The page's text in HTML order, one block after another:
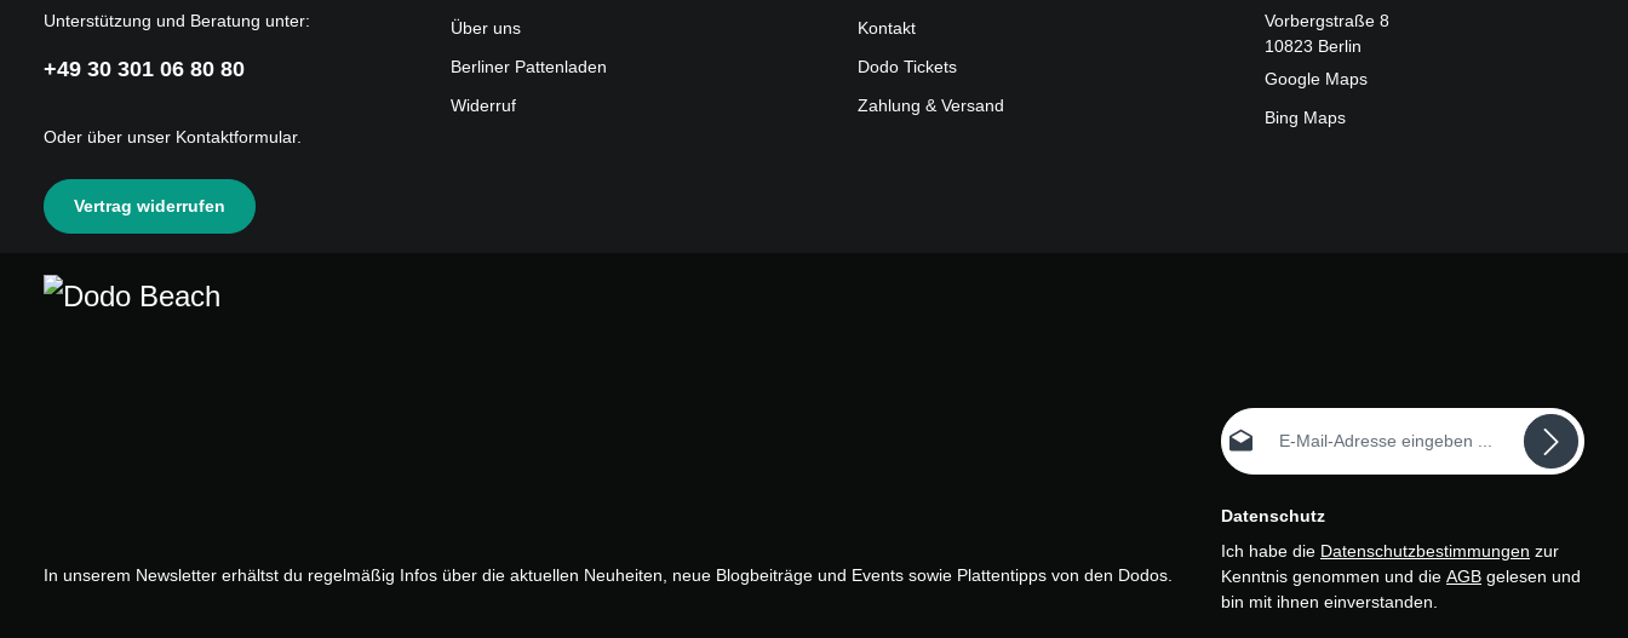
Unterstützung und Beratung unter:
+49 30 301 06 80 80
Oder über unser Kontaktformular.
Vertrag widerrufen
Über uns
Berliner Pattenladen
Widerruf
Kontakt
Dodo Tickets
Zahlung & Versand
Vorbergstraße 8
10823 Berlin
Google Maps
Bing Maps
In unserem Newsletter erhältst du regelmäßig Infos über die aktuellen Neuheiten, neue Blogbeiträge und Events sowie Plattentipps von den Dodos.
E-Mail-Adresse*
Datenschutz
Ich habe die Datenschutzbestimmungen zur
Kenntnis genommen und die AGB gelesen und
bin mit ihnen einverstanden.